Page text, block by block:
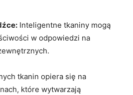
Inteligentne tkaniny mogą
w odpowiedzi na
tkanin opiera się na
które wytwarzają